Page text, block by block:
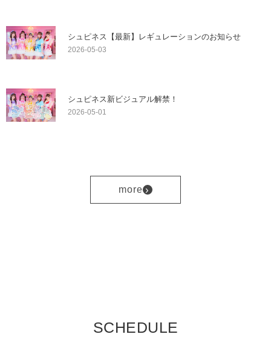
シュピネス【最新】レギュレーションのお知らせ
2026-05-03
シュピネス新ビジュアル解禁！
2026-05-01
more ›
SCHEDULE